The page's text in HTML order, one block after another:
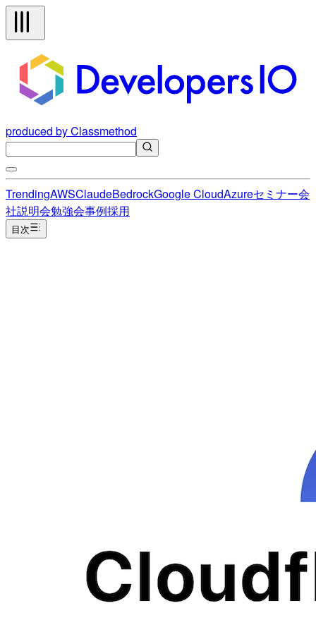
produced by Classmethod
TrendingAWSClaudeBedrockGoogle CloudAzureセミナー会
社説明会勉強会事例採用
目次